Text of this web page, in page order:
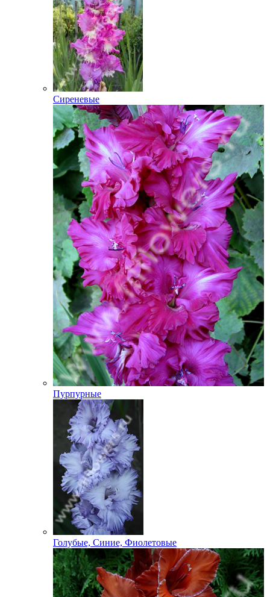
Сиреневые
Пурпурные
Голубые, Синие, Фиолетовые